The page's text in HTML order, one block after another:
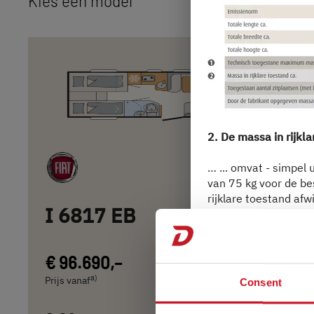
Consent
I 6817 EB
€ 96.690,–
Prijs vanafa)
4 personen
Slaapplaatsen
2. De massa in
… ... omvat - simpel
van 75 kg voor de
rijklare toestand
in rijklare toestand.
weegresultaat van
Voor een
informatie”.